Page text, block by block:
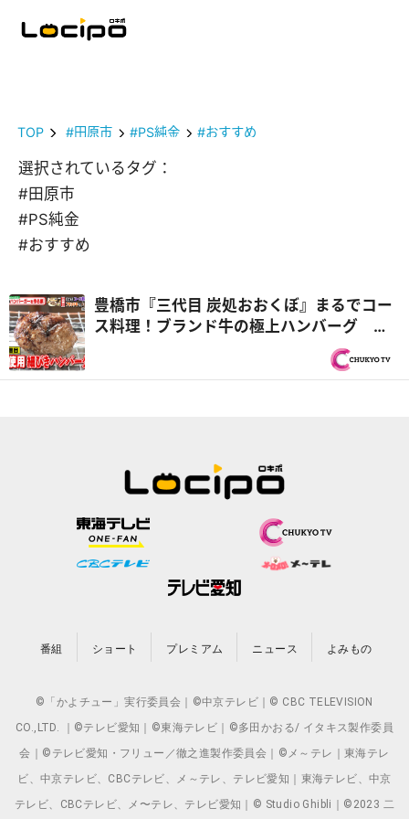
TOP #田原市 #PS純金 #おすすめ
選択されているタグ：
#田原市
#PS純金
#おすすめ
豊橋市『三代目 炭処おおくぼ』まるでコー
ス料理！ブランド牛の極上ハンバーグ ウ
マいご当地ハンバーガーをつくる旅へ！
番組 ショート プレミアム ニュース よみもの
©「かよチュー」実行委員会｜©中京テレビ｜© CBC TELEVISION
CO.,LTD. ｜©テレビ愛知｜©東海テレビ｜©多田かおる/ イタキス製作委員
会｜©テレビ愛知・フリュー／徹之進製作委員会｜©メ～テレ｜東海テレ
ビ、中京テレビ、CBCテレビ、メ～テレ、テレビ愛知｜東海テレビ、中京
テレビ、CBCテレビ、メ〜テレ、テレビ愛知｜© Studio Ghibli｜©2023 二